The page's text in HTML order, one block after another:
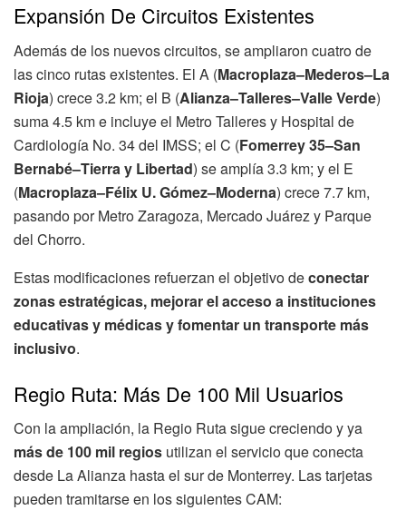
Expansión De Circuitos Existentes
Además de los nuevos circuitos, se ampliaron cuatro de
las cinco rutas existentes. El A (Macroplaza–Mederos–La
Rioja) crece 3.2 km; el B (Alianza–Talleres–Valle Verde)
suma 4.5 km e incluye el Metro Talleres y Hospital de
Cardiología No. 34 del IMSS; el C (Fomerrey 35–San
Bernabé–Tierra y Libertad) se amplía 3.3 km; y el E
(Macroplaza–Félix U. Gómez–Moderna) crece 7.7 km,
pasando por Metro Zaragoza, Mercado Juárez y Parque
del Chorro.
Estas modificaciones refuerzan el objetivo deconectar
zonas estratégicas, mejorar el acceso a instituciones
educativas y médicas y fomentar un transporte más
inclusivo.
Regio Ruta: Más De 100 Mil Usuarios
Con la ampliación, la Regio Ruta sigue creciendo y ya
más de 100 mil regios utilizan el servicio que conecta
desde La Alianza hasta el sur de Monterrey. Las tarjetas
pueden tramitarse en los siguientes CAM: